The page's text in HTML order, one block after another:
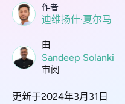
作者
迪维扬什·夏尔马
由
Sandeep Solanki
审阅
更新于2024年3月31日